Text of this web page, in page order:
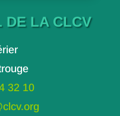
DE LA CLCV
32 10